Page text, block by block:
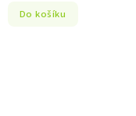
Do košíku